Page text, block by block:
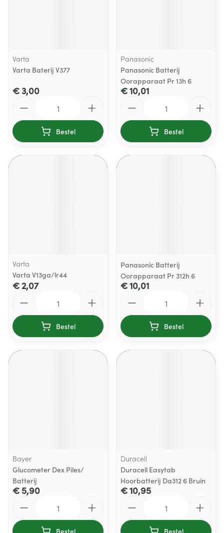
Varta
Varta Baterij V377
€ 3,00
Bestel
Panasonic
Panasonic Batterij
Oorapparaat Pr 13h 6
€ 10,01
Bestel
Varta
Varta V13ga/lr44
€ 2,07
Bestel
Panasonic Batterij
Oorapparaat Pr 312h 6
€ 10,01
Bestel
Bayer
Glucometer Dex Piles/
Batterij
€ 5,90
Bestel
Duracell
Duracell Easytab
Hoorbatterij Da312 6 Bruin
€ 10,95
Bestel